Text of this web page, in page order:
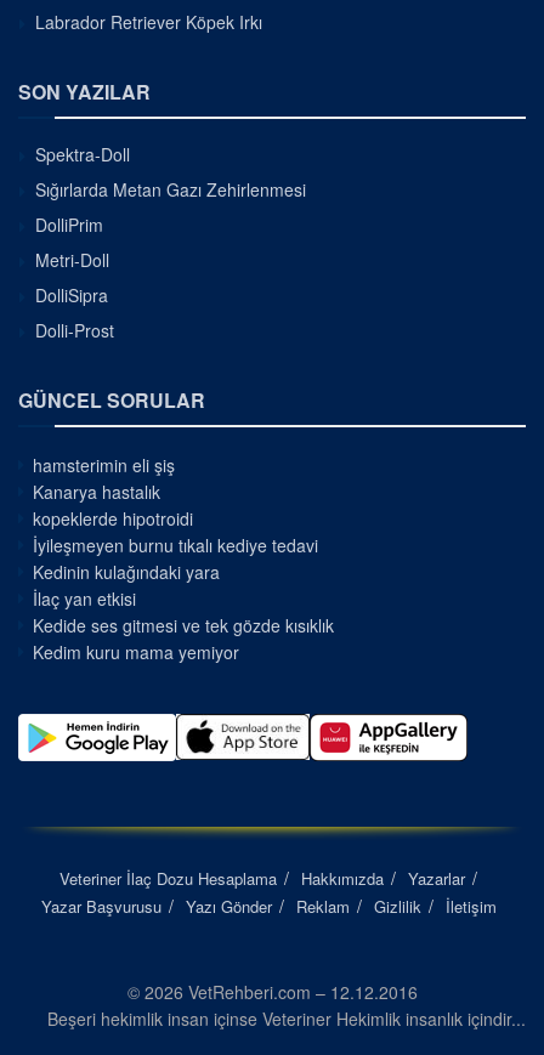
Labrador Retriever Köpek Irkı
SON YAZILAR
Spektra-Doll
Sığırlarda Metan Gazı Zehirlenmesi
DolliPrim
Metri-Doll
DolliSipra
Dolli-Prost
GÜNCEL SORULAR
hamsterimin eli şiş
Kanarya hastalık
kopeklerde hipotroidi
İyileşmeyen burnu tıkalı kediye tedavi
Kedinin kulağındaki yara
İlaç yan etkisi
Kedide ses gitmesi ve tek gözde kısıklık
Kedim kuru mama yemiyor
Veteriner İlaç Dozu Hesaplama Hakkımızda
Yazarlar
Yazar Başvurusu
Yazı Gönder Reklam Gizlilik İletişim
© 2026 VetRehberi.com – 12.12.2016
Beşeri hekimlik insan içinse Veteriner Hekimlik insanlık içindir...